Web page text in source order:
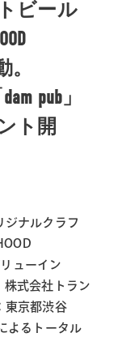
ビール
。
pub」
ト開
ジナルクラフ
ューイン
株式会社トラン
東京都渋谷
よるトータル